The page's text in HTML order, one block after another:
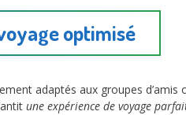
optimisé
adaptés aux groupes d’amis
une expérience de voyage